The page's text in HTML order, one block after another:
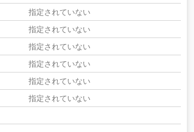
指定されていない
指定されていない
指定されていない
指定されていない
指定されていない
指定されていない